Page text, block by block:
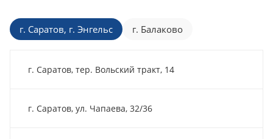
г. Саратов, г. Энгельс г. Балаково
г. Саратов, тер. Вольский тракт, 14
г. Саратов, ул. Чапаева, 32/36